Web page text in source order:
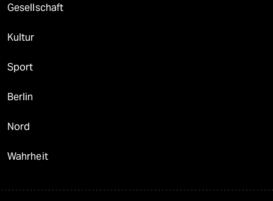
Gesellschaft
Kultur
Sport
Berlin
Nord
Wahrheit